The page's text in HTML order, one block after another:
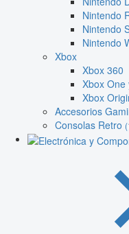
Nintendo
Nintendo
Nintendo
Xbox
Xbox 360
Xbox One
Xbox
Accesorios
Consolas Retro